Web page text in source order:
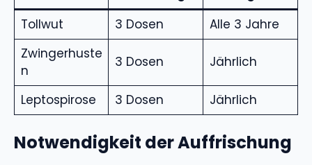
Tollwut
3 Dosen
Alle 3 Jahre
Zwingerhuste
n
3 Dosen Jährlich
Leptospirose 3 Dosen Jährlich
Notwendigkeit der Auffrischung